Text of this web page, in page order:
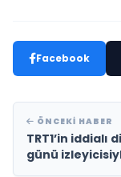
Facebook
ÖNCEKI HABER
TRT1’in iddialı
günü